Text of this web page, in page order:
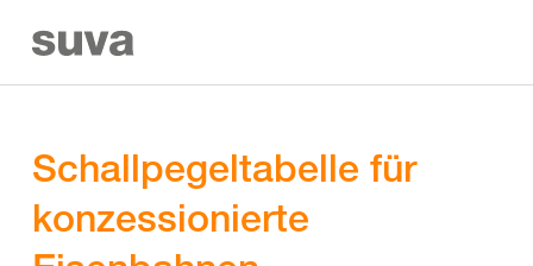
Schallpegeltabelle für
konzessionierte